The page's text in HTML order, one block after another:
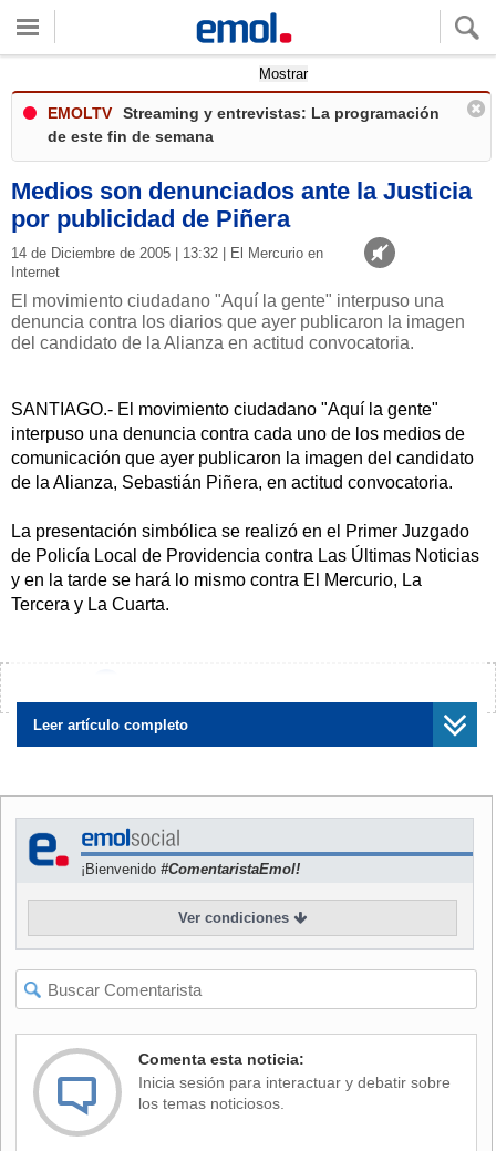
Mostrar
EMOLTV
Streaming y entrevistas: La programación
de este fin de semana
Medios son denunciados ante la Justicia
por publicidad de Piñera
14 de Diciembre de 2005 | 13:32 | El Mercurio en
Internet
El movimiento ciudadano "Aquí la gente" interpuso una
denuncia contra los diarios que ayer publicaron la imagen
del candidato de la Alianza en actitud convocatoria.
SANTIAGO.- El movimiento ciudadano "Aquí la gente"
interpuso una denuncia contra cada uno de los medios de
comunicación que ayer publicaron la imagen del candidato
de la Alianza, Sebastián Piñera, en actitud convocatoria.
La presentación simbólica se realizó en el Primer Juzgado
de Policía Local de Providencia contra Las Últimas Noticias
y en la tarde se hará lo mismo contra El Mercurio, La
Tercera y La Cuarta.
votantes, pero el presidente de la organización civil,
Ernesto Medina, sostuvo que constituye propaganda
electoral, lo que quedó en evidencia con la leyenda "Chile
La ley sobre votaciones populares y escrutinios permite la
propaganda electoral desde el 1 de enero hasta las 24
horas del 12 del mismo mes, por lo que a juicio de Medina,
la infracción es un hecho concreto.
Asimismo expresó que es inconcebible que el dinero de
Piñera le permita pagar a los medios denunciados por estas
faltas, pues éstos sólo pagarán multas. "Consideramos que
excesivamente y por eso hemos presentado la denuncia
ante este juzgado", sostuvo.
El dirigente también afirmó que el empresario recurre a
Leer artículo completo
¡Bienvenido #ComentaristaEmol!
Ver condiciones
Comenta esta noticia:
Inicia sesión para interactuar y debatir sobre
los temas noticiosos.